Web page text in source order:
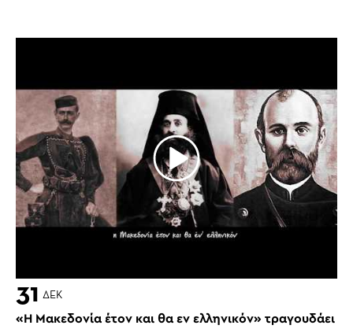
31 ΔΕΚ
«Η Μακεδονία έτον και θα εν ελληνικόν» τραγουδάει